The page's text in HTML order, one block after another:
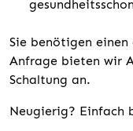
Sie benötigen
Anfrage bieten wir
Schaltung an.
Neugierig? Einfach